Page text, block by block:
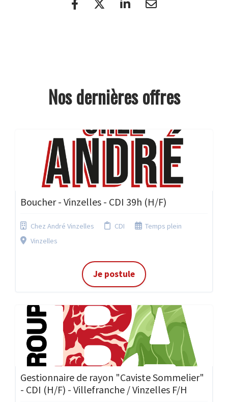
Nos dernières offres
Boucher - Vinzelles - CDI 39h (H/F)
Chez André Vinzelles CDI
Temps plein
Vinzelles
Je postule
Gestionnaire de rayon "Caviste Sommelier"
- CDI (H/F) - Villefranche / Vinzelles F/H